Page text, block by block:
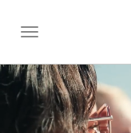
Toggle